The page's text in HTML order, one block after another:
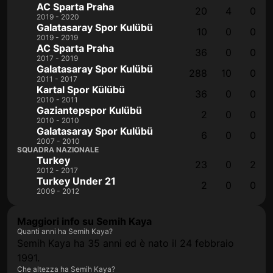
AC Sparta Praha
2019 - 2020 20 4
0
Galatasaray Spor Kulübü
2019 - 2019 10 0
0
AC Sparta Praha
2017 - 2019 36 0
0
Galatasaray Spor Kulübü
2011 - 2017 288 10
0
Kartal Spor Külübü
2010 - 2011 36 0
0
Gaziantepspor Kulübü
2010 - 2010 2 0
0
Galatasaray Spor Kulübü
2007 - 2010 6 0 0
SQUADRA NAZIONALE
Turkey
2012 - 2017 23 0
2
Turkey Under 21
2009 - 2012 2 0 0
Maggiori info su Semih Kaya
Quanti anni ha Semih Kaya?
Semih Kaya ha 35 anni ed è nato il 24 febbraio
1991.
Che altezza ha Semih Kaya?